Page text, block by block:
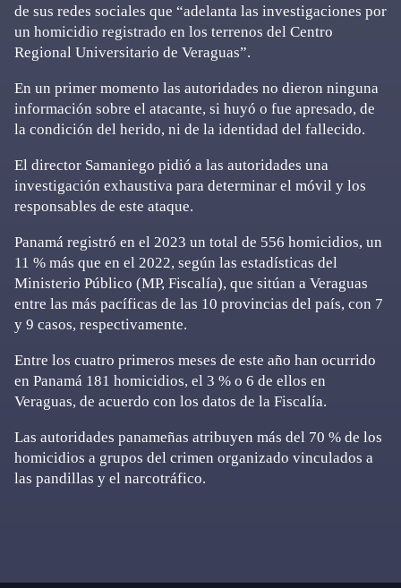
de sus redes sociales que “adelanta las investigaciones por
un homicidio registrado en los terrenos del Centro
Regional Universitario de Veraguas”.
En un primer momento las autoridades no dieron ninguna
información sobre el atacante, si huyó o fue apresado, de
la condición del herido, ni de la identidad del fallecido.
El director Samaniego pidió a las autoridades una
investigación exhaustiva para determinar el móvil y los
responsables de este ataque.
Panamá registró en el 2023 un total de 556 homicidios, un
11 % más que en el 2022, según las estadísticas del
Ministerio Público (MP, Fiscalía), que sitúan a Veraguas
entre las más pacíficas de las 10 provincias del país, con 7
y 9 casos, respectivamente.
Entre los cuatro primeros meses de este año han ocurrido
en Panamá 181 homicidios, el 3 % o 6 de ellos en
Veraguas, de acuerdo con los datos de la Fiscalía.
Las autoridades panameñas atribuyen más del 70 % de los
homicidios a grupos del crimen organizado vinculados a
las pandillas y el narcotráfico.